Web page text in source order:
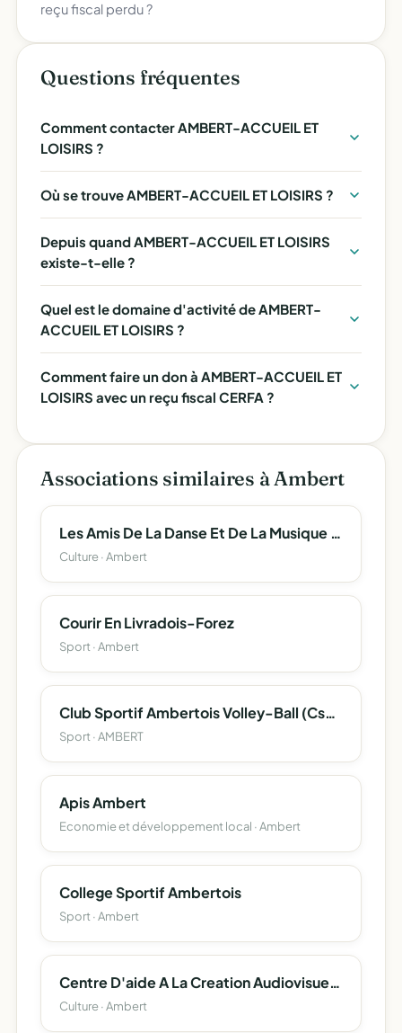
reçu fiscal perdu ?
Questions fréquentes
Comment contacter AMBERT-ACCUEIL ET
LOISIRS ?
Où se trouve AMBERT-ACCUEIL ET LOISIRS ?
Depuis quand AMBERT-ACCUEIL ET LOISIRS
existe-t-elle ?
Quel est le domaine d'activité de AMBERT-
ACCUEIL ET LOISIRS ?
Comment faire un don à AMBERT-ACCUEIL ET
LOISIRS avec un reçu fiscal CERFA ?
Associations similaires à Ambert
Les Amis De La Danse Et De La Musique D'ambert
Culture · Ambert
Courir En Livradois-Forez
Sport · Ambert
Club Sportif Ambertois Volley-Ball (Csa Volley-Ball)
Sport · AMBERT
Apis Ambert
Economie et développement local · Ambert
College Sportif Ambertois
Sport · Ambert
Centre D'aide A La Creation Audiovisuelle Et Cinematographique
Culture · Ambert